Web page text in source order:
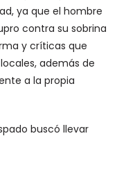
ya que el hombre
contra su sobrina
y críticas que
además de
a la propia
buscó llevar